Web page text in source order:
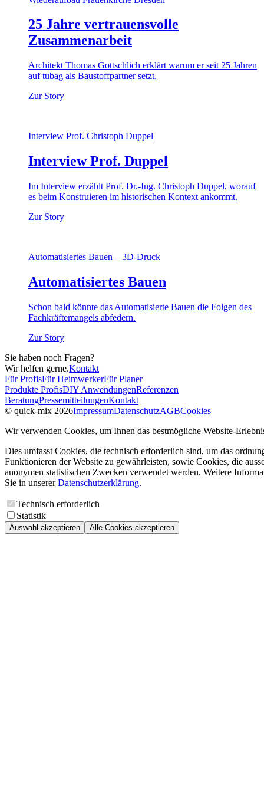
25 Jahre vertrauensvolle
Zusammenarbeit
Architekt Thomas Gottschlich erklärt warum er seit 25 Jahren
auf tubag als Baustoffpartner setzt.
Zur Story
Interview Prof. Christoph Duppel
Interview Prof. Duppel
Im Interview erzählt Prof. Dr.-Ing. Christoph Duppel, worauf
es beim Konstruieren im historischen Kontext ankommt.
Zur Story
Automatisiertes Bauen – 3D-Druck
Automatisiertes Bauen
Schon bald könnte das Automatisierte Bauen die Folgen des
Fachkräfte­mangels abfedern.
Zur Story
Sie haben noch Fragen?
Wir helfen gerne.Kontakt
Für ProfisFür HeimwerkerFür Planer
Produkte ProfisDIY AnwendungenReferenzen
BeratungPressemitteilungenKontakt
© quick-mix 2026ImpressumDatenschutzAGBCookies
Wir verwenden Cookies, um Ihnen das bestmögliche Website-
Dies umfasst Cookies, die technisch erforderlich sind, um das
Funktionieren der Website zu gewährleisten, sowie Cookies, die
anonymen statistischen Zwecken verwendet werden. Weitere
Sie in unsererDatenschutzerklärung.
Technisch erforderlich
Statistik
Auswahl akzeptieren Alle Cookies akzeptieren